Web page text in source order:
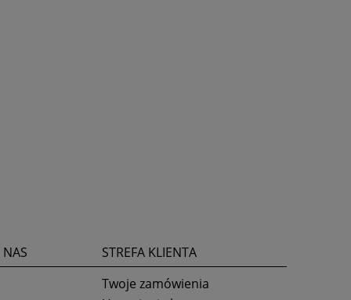
STREFA KLIENTA
Twoje zamówienia